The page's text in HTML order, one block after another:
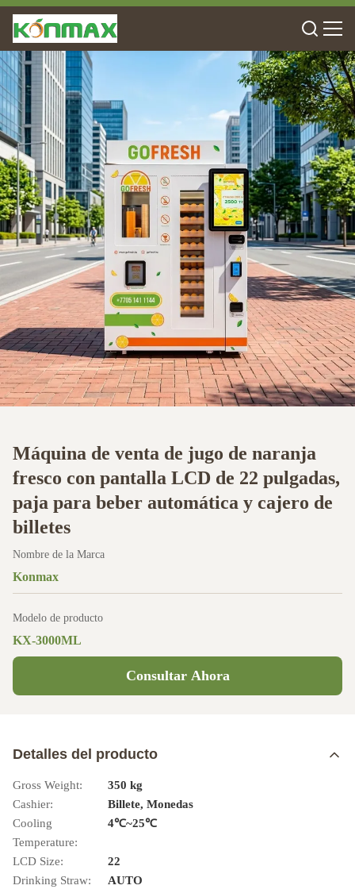
Máquina de venta de jugo de naranja
fresco con pantalla LCD de 22 pulgadas,
paja para beber automática y cajero de
billetes
Nombre de la Marca
Konmax
Modelo de producto
KX-3000ML
Consultar Ahora
Detalles del producto
Gross Weight:
350 kg
Cashier:
Billete, Monedas
Cooling
Temperature:
4℃~25℃
LCD Size:
22
Drinking Straw:
AUTO